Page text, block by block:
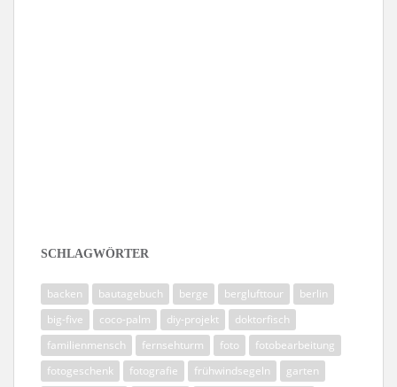
SCHLAGWÖRTER
backen bautagebuch berge berglufttour
berlin
big-five
coco-palm diy-projekt
doktorfisch
familienmensch
fernsehturm foto
fotobearbeitung
fotogeschenk
fotografie frühwindsegeln
garten